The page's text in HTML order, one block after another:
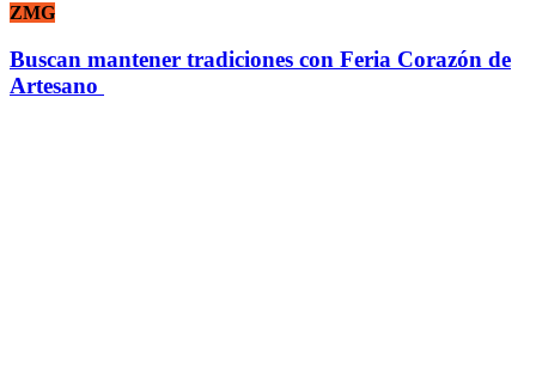
ZMG
Buscan mantener tradiciones con Feria Corazón de
Artesano